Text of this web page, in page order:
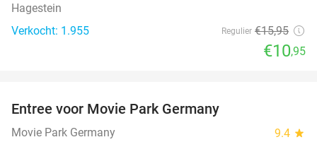
Hagestein
Verkocht: 1.955
Regulier €15,95
€10,95
Entree voor Movie Park Germany
Movie Park Germany 9.4 star